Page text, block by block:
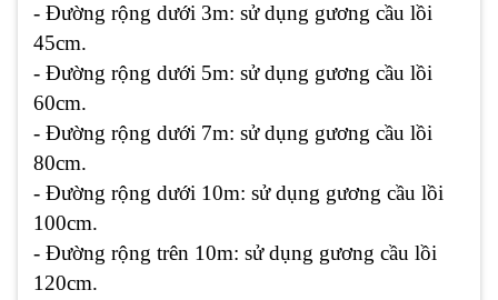
- Đường rộng dưới 3m: sử dụng gương cầu lồi
45cm.
- Đường rộng dưới 5m: sử dụng gương cầu lồi
60cm.
- Đường rộng dưới 7m: sử dụng gương cầu lồi
80cm.
- Đường rộng dưới 10m: sử dụng gương cầu lồi
100cm.
- Đường rộng trên 10m: sử dụng gương cầu lồi
120cm.